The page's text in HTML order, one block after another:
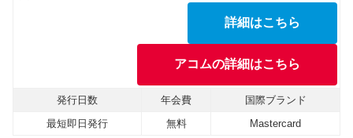
詳細はこちら
アコムの詳細はこちら
発行日数 年会費
国際ブランド
最短即日発行
無料 Mastercard